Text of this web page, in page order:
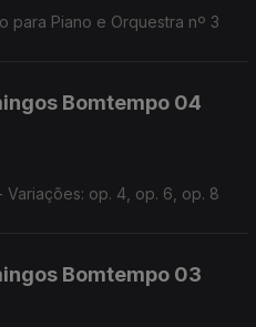
para Piano e Orquestra nº 3
Bomtempo 04
Variações: op. 4, op. 6, op. 8
Bomtempo 03